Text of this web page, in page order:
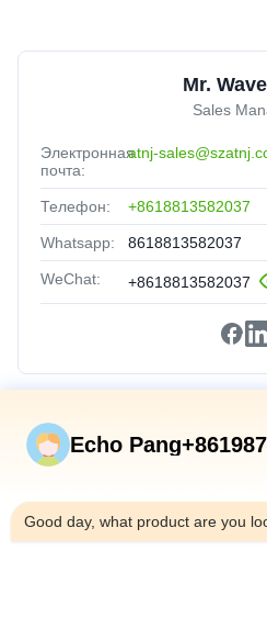
Mr.
Sales
Электронная
почта:
atnj-
Телефон: +8618813582037
Whatsapp: 8618813582037
WeChat: +8618813582037
Быстрые
О Нас
Echo
Good day, what product are you